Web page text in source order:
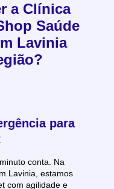
a Clínica
Saúde
Lavinia
para
conta. Na
Lavinia, estamos
com agilidade e